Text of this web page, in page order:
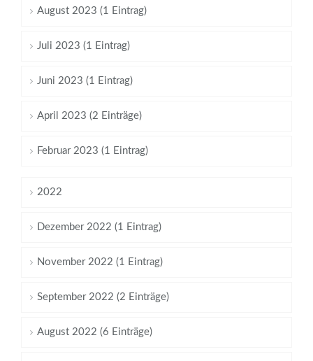
August 2023 (1 Eintrag)
Juli 2023 (1 Eintrag)
Juni 2023 (1 Eintrag)
April 2023 (2 Einträge)
Februar 2023 (1 Eintrag)
2022
Dezember 2022 (1 Eintrag)
November 2022 (1 Eintrag)
September 2022 (2 Einträge)
August 2022 (6 Einträge)